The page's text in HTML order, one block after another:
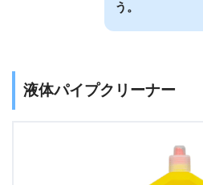
う。
液体パイプクリーナー